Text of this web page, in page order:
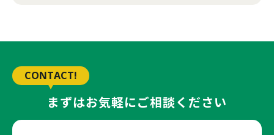
CONTACT!
まずはお気軽にご相談ください